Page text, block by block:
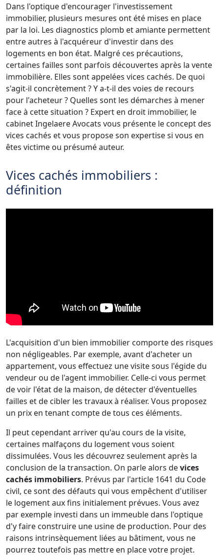
Dans l'optique d'encourager l'investissement
immobilier, plusieurs mesures ont été mises en place
par la loi. Les diagnostics plomb et amiante permettent
entre autres à l'acquéreur d'investir dans des
logements en bon état. Malgré ces précautions,
certaines failles sont parfois découvertes après la vente
immobilière. Elles sont appelées vices cachés. De quoi
s'agit-il concrètement ? Y a-t-il des voies de recours
pour l'acheteur ? Quelles sont les démarches à mener
face à cette situation ? Expert en droit immobilier, le
cabinet Ingelaere Avocats vous présente le concept des
vices cachés et vous propose son expertise si vous en
êtes victime ou présumé auteur.
Vices cachés immobiliers :
définition
L'acquisition d'un bien immobilier comporte des risques
non négligeables. Par exemple, avant d'acheter un
appartement, vous effectuez une visite sous l'égide du
vendeur ou de l'agent immobilier. Celle-ci vous permet
de voir l'état de la maison, de détecter d'éventuelles
failles et de cibler les travaux à réaliser. Vous proposez
un prix en tenant compte de tous ces éléments.
Il peut cependant arriver qu'au cours de la visite,
certaines malfaçons du logement vous soient
dissimulées. Vous les découvrez seulement après la
conclusion de la transaction. On parle alors devices
cachés immobiliers. Prévus par l'article 1641 du Code
civil, ce sont des défauts qui vous empêchent d'utiliser
le logement aux fins initialement prévues. Vous avez
par exemple investi dans un immeuble dans l'optique
d'y faire construire une usine de production. Pour des
raisons intrinsèquement liées au bâtiment, vous ne
pourrez toutefois pas mettre en place votre projet.